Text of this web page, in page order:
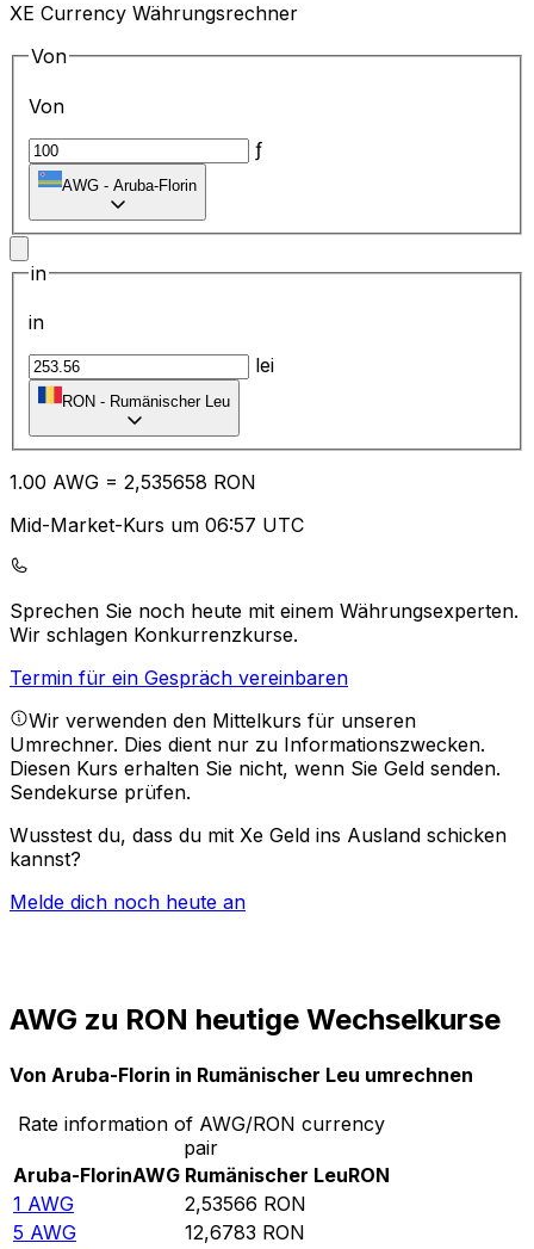
XE Currency Währungsrechner
Von
Von
ƒ
AWG - Aruba-Florin
in
in
lei
RON - Rumänischer Leu
1.00 AWG = 2,535658 RON
Mid-Market-Kurs um 06:57 UTC
Sprechen Sie noch heute mit einem Währungsexperten.
Wir schlagen Konkurrenzkurse.
Termin für ein Gespräch vereinbaren
Wir verwenden den Mittelkurs für unseren
Umrechner. Dies dient nur zu Informationszwecken.
Diesen Kurs erhalten Sie nicht, wenn Sie Geld senden.
Sendekurse prüfen.
Wusstest du, dass du mit Xe Geld ins Ausland schicken
kannst?
Melde dich noch heute an
AWG zu RON heutige Wechselkurse
Von Aruba-Florin in Rumänischer Leu umrechnen
Rate information of AWG/RON currency
pair
Aruba-FlorinAWG Rumänischer LeuRON
1 AWG 2,53566 RON
5 AWG 12,6783 RON